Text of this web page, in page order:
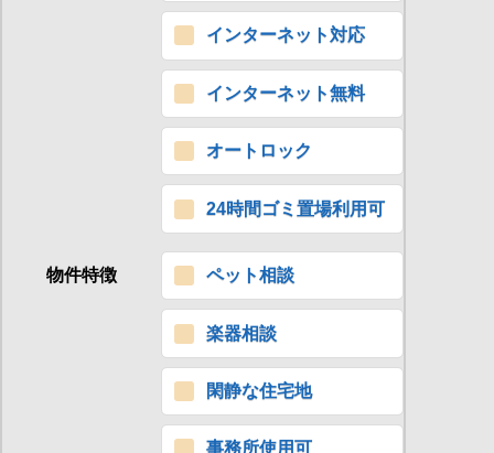
インターネット対応
インターネット無料
オートロック
24時間ゴミ置場利用可
物件特徴 ペット相談
楽器相談
閑静な住宅地
事務所使用可